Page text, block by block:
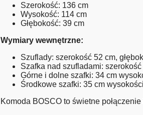
Szerokość: 136 cm
Wysokość: 114 cm
Głębokość: 39 cm
Wymiary wewnętrzne:
Szuflady: szerokość 52 cm,
Szafka nad szufladami:
Górne i dolne szafki: 34 cm
Środkowe szafki: 35 cm
Komoda BOSCO to świetne